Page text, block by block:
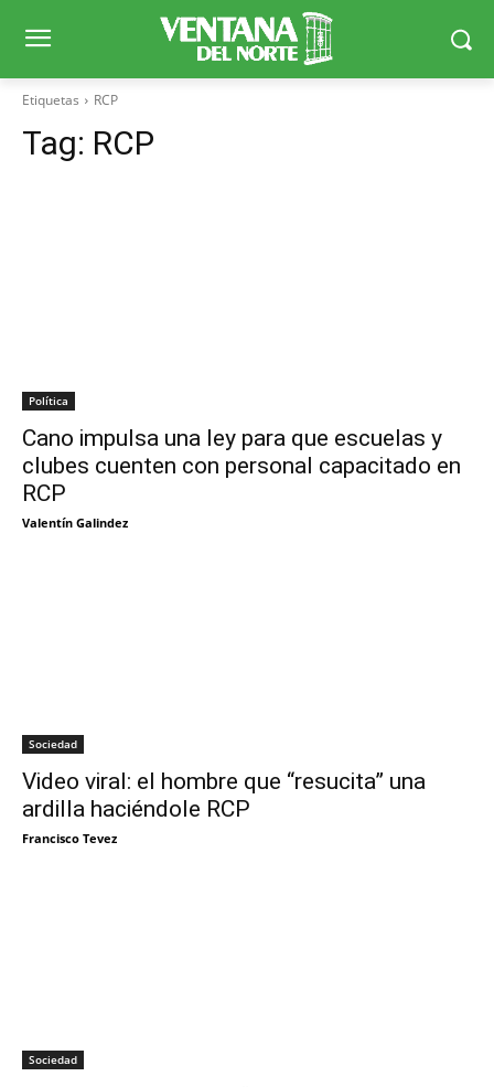
Etiquetas RCP
Tag: RCP
Política
Cano impulsa una ley para que escuelas y
clubes cuenten con personal capacitado en
RCP
Valentín Galindez
Sociedad
Video viral: el hombre que “resucita” una
ardilla haciéndole RCP
Francisco Tevez
Sociedad